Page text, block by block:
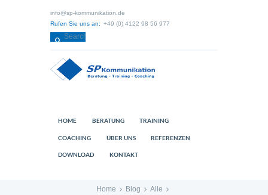
info@sp-kommunikation.de
Rufen Sie uns an: +49 (0) 4122 98 56 977
HOME BERATUNG TRAINING
COACHING ÜBER UNS REFERENZEN
DOWNLOAD KONTAKT
Home Blog
Alle